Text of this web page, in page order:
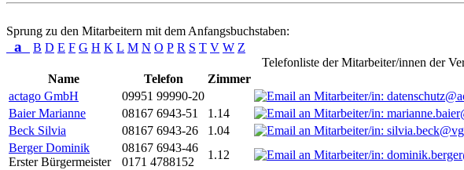
Sprung zu den Mitarbeitern mit dem Anfangsbuchstaben:
a B D E F G H K L M N O P R S T V W Z
Telefonliste der Mitarbeiter/innen der
Name
Telefon Zimmer
actago GmbH
09951 99990-20
Baier Marianne
08167 6943-51 1.14
Beck Silvia
08167 6943-26 1.04
Berger Dominik
Erster Bürgermeister
08167 6943-46
0171 4788152
1.12